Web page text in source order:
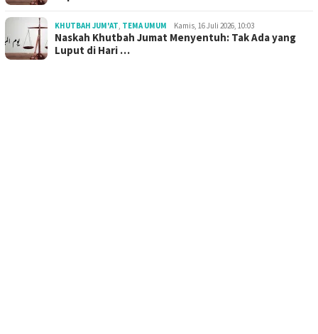
KHUTBAH JUM'AT, TEMA UMUM Kamis, 16 Juli 2026, 10:03
Naskah Khutbah Jumat Menyentuh: Tak Ada yang
Luput di Hari …